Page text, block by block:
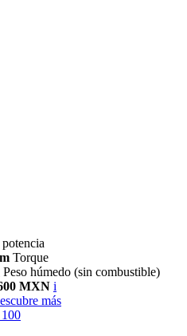
potencia
Torque
Peso húmedo (sin combustible)
MXN i
más